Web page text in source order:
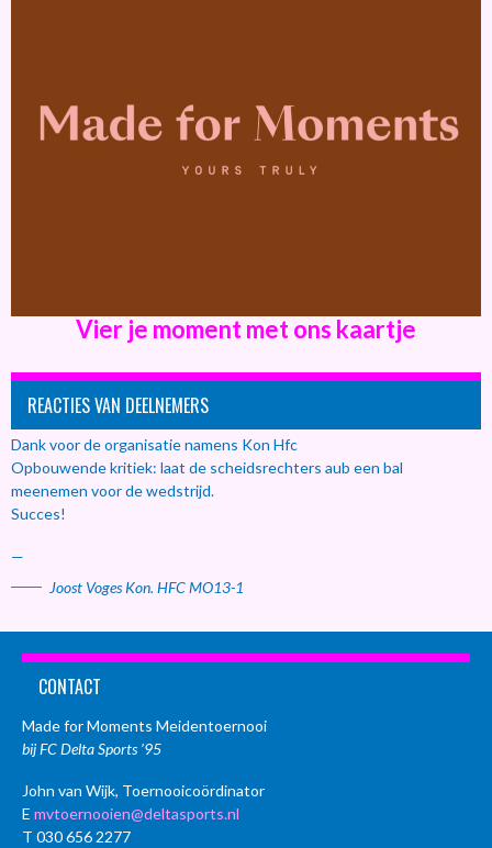
Vier je moment met ons kaartje
REACTIES VAN DEELNEMERS
Dank voor de organisatie namens Kon Hfc
Opbouwende kritiek: laat de scheidsrechters aub een bal
meenemen voor de wedstrijd.
Succes!
—
Joost Voges Kon. HFC MO13-1
CONTACT
Made for Moments Meidentoernooi
bij FC Delta Sports ’95
John van Wijk, Toernooicoördinator
E mvtoernooien@deltasports.nl
T 030 656 2277